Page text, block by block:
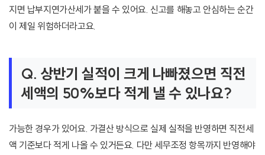
지면 납부지연가산세가 붙을 수 있어요. 신고를 해놓고 안심하는 순간
이 제일 위험하더라고요.
Q. 상반기 실적이 크게 나빠졌으면 직전
세액의 50%보다 적게 낼 수 있나요?
가능한 경우가 있어요. 가결산 방식으로 실제 실적을 반영하면 직전세
액 기준보다 적게 나올 수 있거든요. 다만 세무조정 항목까지 반영해야